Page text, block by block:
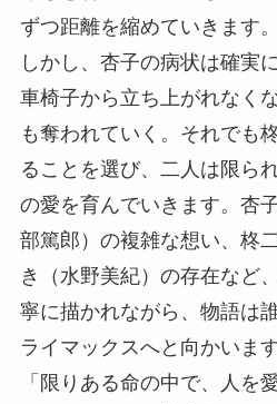
ずつ距離を縮めていきます。
しかし、杏子の病状は確実
車椅子から立ち上がれなく
も奪われていく。それでも
ることを選び、二人は限ら
の愛を育んでいきます。杏
部篤郎）の複雑な想い、柊
き（水野美紀）の存在など
寧に描かれながら、物語は
ライマックスへと向かいます
「限りある命の中で、人を